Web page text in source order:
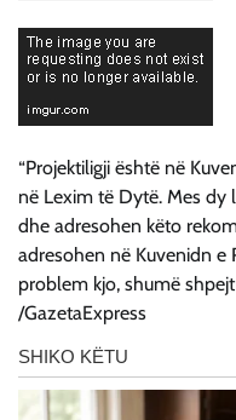
“Projektiligji është në
në Lexim të Dytë. Mes dy
dhe adresohen këto
adresohen në Kuvenidn e
problem kjo, shumë
/GazetaExpress